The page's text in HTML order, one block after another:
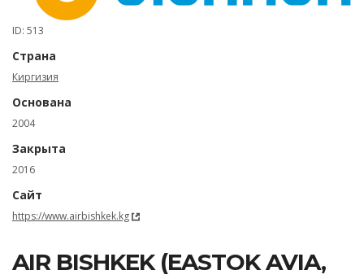
ID: 513
Страна
Киргизия
Основана
2004
Закрыта
2016
Сайт
https://www.airbishkek.kg
AIR BISHKEK (EASTOK AVIA,